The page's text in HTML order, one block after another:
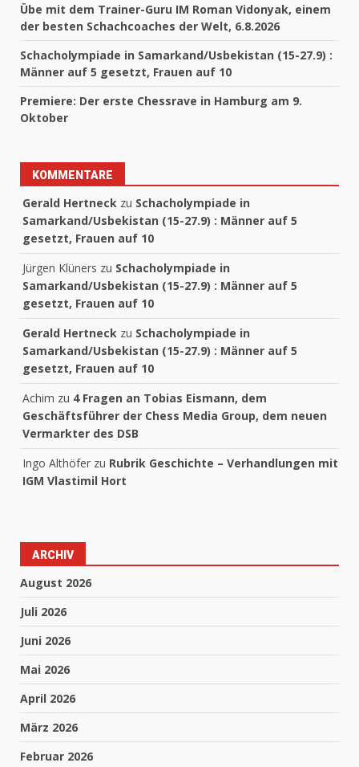
Übe mit dem Trainer-Guru IM Roman Vidonyak, einem
der besten Schachcoaches der Welt, 6.8.2026
Schacholympiade in Samarkand/Usbekistan (15-27.9) :
Männer auf 5 gesetzt, Frauen auf 10
Premiere: Der erste Chessrave in Hamburg am 9.
Oktober
KOMMENTARE
Gerald Hertneck zu Schacholympiade in
Samarkand/Usbekistan (15-27.9) : Männer auf 5
gesetzt, Frauen auf 10
Jürgen Klüners zu Schacholympiade in
Samarkand/Usbekistan (15-27.9) : Männer auf 5
gesetzt, Frauen auf 10
Gerald Hertneck zu Schacholympiade in
Samarkand/Usbekistan (15-27.9) : Männer auf 5
gesetzt, Frauen auf 10
Achim zu 4 Fragen an Tobias Eismann, dem
Geschäftsführer der Chess Media Group, dem neuen
Vermarkter des DSB
Ingo Althöfer zu Rubrik Geschichte – Verhandlungen mit
IGM Vlastimil Hort
ARCHIV
August 2026
Juli 2026
Juni 2026
Mai 2026
April 2026
März 2026
Februar 2026